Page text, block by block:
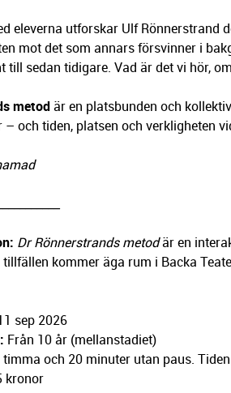
eleverna utforskar Ulf Rönnerstrand
mot det som annars försvinner i
till sedan tidigare. Vad är det vi hör,
metodär en platsbunden och
– och tiden, platsen och verkligheten
Dr Rönnerstrands metodär en
kommer äga rum i Backa
sep 2026
Från 10 år (mellanstadiet)
timma och 20 minuter utan paus.
kronor